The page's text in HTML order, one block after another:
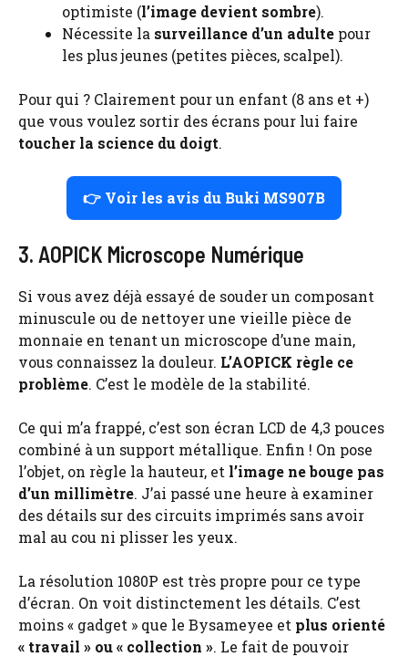
optimiste (l’image devient sombre).
Nécessite la surveillance d’un adulte pour
les plus jeunes (petites pièces, scalpel).
Pour qui ? Clairement pour un enfant (8 ans et +)
que vous voulez sortir des écrans pour lui faire
toucher la science du doigt.
👉 Voir les avis du Buki MS907B
3. AOPICK Microscope Numérique
Si vous avez déjà essayé de souder un composant
minuscule ou de nettoyer une vieille pièce de
monnaie en tenant un microscope d’une main,
vous connaissez la douleur. L’AOPICK règle ce
problème. C’est le modèle de la stabilité.
Ce qui m’a frappé, c’est son écran LCD de 4,3 pouces
combiné à un support métallique. Enfin ! On pose
l’objet, on règle la hauteur, et l’image ne bouge pas
d’un millimètre. J’ai passé une heure à examiner
des détails sur des circuits imprimés sans avoir
mal au cou ni plisser les yeux.
La résolution 1080P est très propre pour ce type
d’écran. On voit distinctement les détails. C’est
moins « gadget » que le Bysameyee et plus orienté
« travail » ou « collection ». Le fait de pouvoir